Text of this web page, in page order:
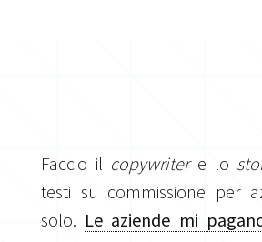
Faccio il copywritere lo
testi su commissione per
solo. Le aziende mi